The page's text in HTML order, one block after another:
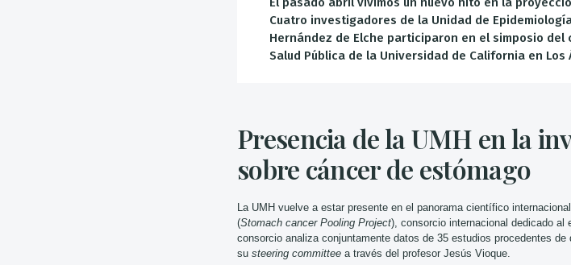
Cuatro investigadores de la Unidad de
Hernández de Elche participaron en el simposio del
Salud Pública de la Universidad de California en Los
Presencia de la UMH en la
sobre cáncer de estómago
La UMH vuelve a estar presente en el panorama científico
(Stomach cancer Pooling Project), consorcio internacional dedicado al
consorcio analiza conjuntamente datos de 35 estudios procedentes
su steering committee a través del profesor Jesús Vioque.